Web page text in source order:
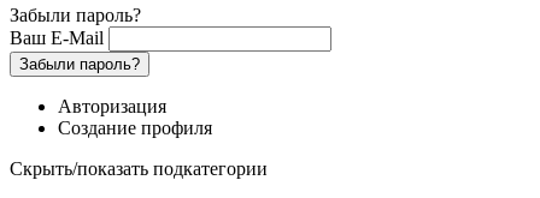
Забыли пароль?
Ваш E-Mail
Забыли пароль?
Авторизация
Создание профиля
Скрыть/показать подкатегории